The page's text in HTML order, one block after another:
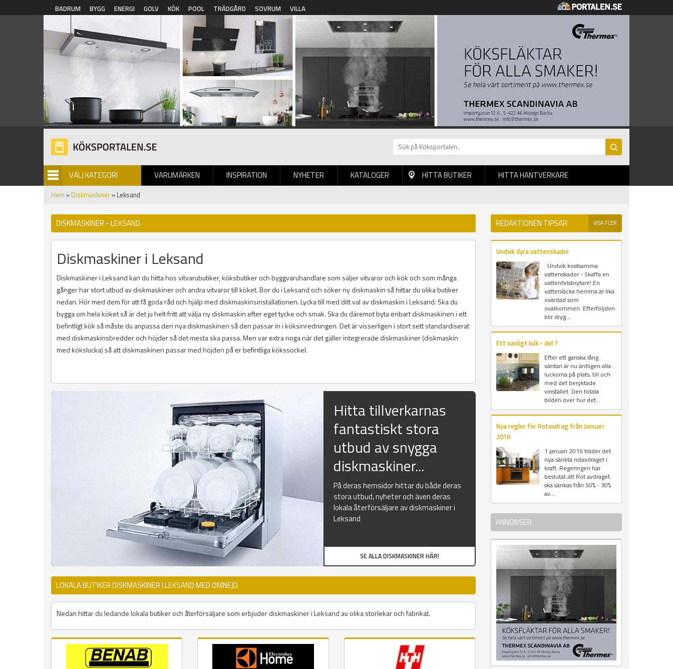
Hoppa till huvudinnehåll
BADRUM BYGG ENERGI GOLV KÖK POOL TRÄDGÅRD SOVRUM VILLA
VÄLJ KATEGORI VARUMÄRKEN INSPIRATION NYHETER
BILDGALLERI KATALOGER HITTA BUTIKER HITTA HANTVERKARE
Hem » Diskmaskiner » Leksand
DISKMASKINER - LEKSAND
Diskmaskiner i Leksand
Diskmaskiner i Leksand kan du hitta hos vitvarubutiker, köksbutiker och byggvaruhandlare som säljer vitvaror och kök och som många
gånger har stort utbud av diskmaskiner och andra vitvaror till köket. Bor du i Leksand och söker ny diskmaskin så hittar du olika butiker
nedan. Hör med dem för att få goda råd och hjälp med diskmaskinsinstallationen. Lycka till med ditt val av diskmaskin i Leksand. Ska du
bygga om hela köket så är det ju helt fritt att välja ny diskmaskin efter eget tycke och smak. Ska du däremot byta enbart diskmaskinen i ett
befintligt kök så måste du anpassa den nya diskmaskinen så den passar in i köksinredningen. Det är visserligen i stort sett standardiserat
med diskmaskinsbredder och höjder så det mesta ska passa. Men var extra noga när det gäller integrerade diskmaskiner (diskmaskin
med kökslucka) så att diskmaskinen passar med höjden på er befintliga kökssockel.
Hitta tillverkarnas
fantastiskt stora
utbud av snygga
diskmaskiner...
På deras hemsidor hittar du både deras
stora utbud, nyheter och även deras
lokala återförsäljare av diskmaskiner i
Leksand
SE ALLA DISKMASKINER HÄR!
LOKALA BUTIKER DISKMASKINER I LEKSAND MED OMNEJD
Nedan hittar du ledande lokala butiker och återförsäljare som erbjuder diskmaskiner i Leksand av olika storlekar och fabrikat.
REDAKTIONEN TIPSAR VISA FLER
Undvik dyra vattenskador
Undvik kostsamma
vattenskador - Skaffa en
vattenfelsbrytare! En
vattenläcka hemma är lika
oväntad som
ovälkommen. Efterföljden
blir dryg...
Ett vanligt kök - del 7
Efter ett ganska lång
väntan är nu äntligen alla
luckorna på plats, till och
med det beryktade
vinstället. Den totala
bilden över hur det...
Nya regler för Rotavdrag från Januari
2016
1 januari 2016 träder det
nya sänkta rotavdraget i
kraft. Regeringen har
beslutat att Rot avdraget
ska sänkas från 50% - 30%
av...
ANNONSER